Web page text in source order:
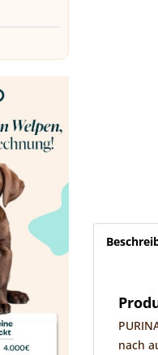
nach